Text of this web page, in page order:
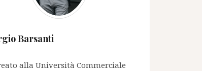
Barsanti
alla Università Commerciale